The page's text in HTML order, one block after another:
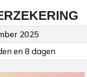
2025
en 8 dagen